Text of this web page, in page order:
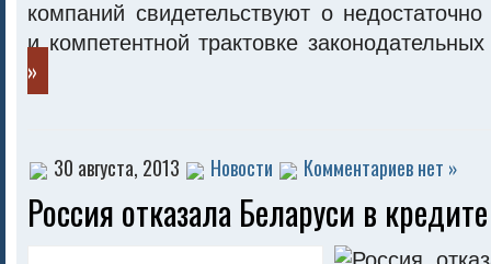
компаний свидетельствуют о
и компетентной трактовке
»
30 августа, 2013 Новости Комментариев нет »
Россия отказала Беларуси в кредите